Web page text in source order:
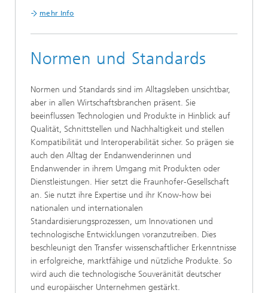
mehr Info
Normen und Standards
Normen und Standards sind im Alltagsleben unsichtbar,
aber in allen Wirtschaftsbranchen präsent. Sie
beeinflussen Technologien und Produkte in Hinblick auf
Qualität, Schnittstellen und Nachhaltigkeit und stellen
Kompatibilität und Interoperabilität sicher. So prägen sie
auch den Alltag der Endanwenderinnen und
Endanwender in ihrem Umgang mit Produkten oder
Dienstleistungen. Hier setzt die Fraunhofer-Gesellschaft
an. Sie nutzt ihre Expertise und ihr Know-how bei
nationalen und internationalen
Standardisierungsprozessen, um Innovationen und
technologische Entwicklungen voranzutreiben. Dies
beschleunigt den Transfer wissenschaftlicher Erkenntnisse
in erfolgreiche, marktfähige und nützliche Produkte. So
wird auch die technologische Souveränität deutscher
und europäischer Unternehmen gestärkt.